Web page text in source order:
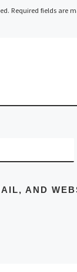
Required fields are
AND